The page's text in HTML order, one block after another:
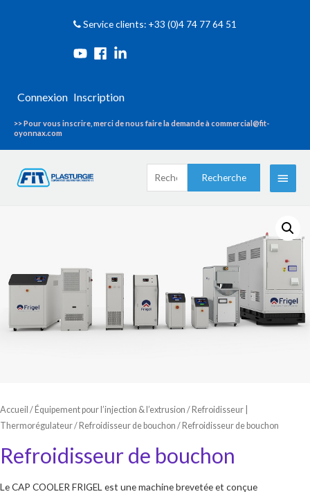
Service clients: +33 (0)4 74 77 64 51
Connexion Inscription
>> Pour vous inscrire, merci de nous faire la demande à commercial@fit-
oyonnax.com
Menu
Recherche
Accueil / Équipement pour l’injection & l’extrusion / Refroidisseur |
Thermorégulateur/ Refroidisseur de bouchon / Refroidisseur de bouchon
Refroidisseur de bouchon
Le CAP COOLER FRIGEL est une machine brevetée et conçue